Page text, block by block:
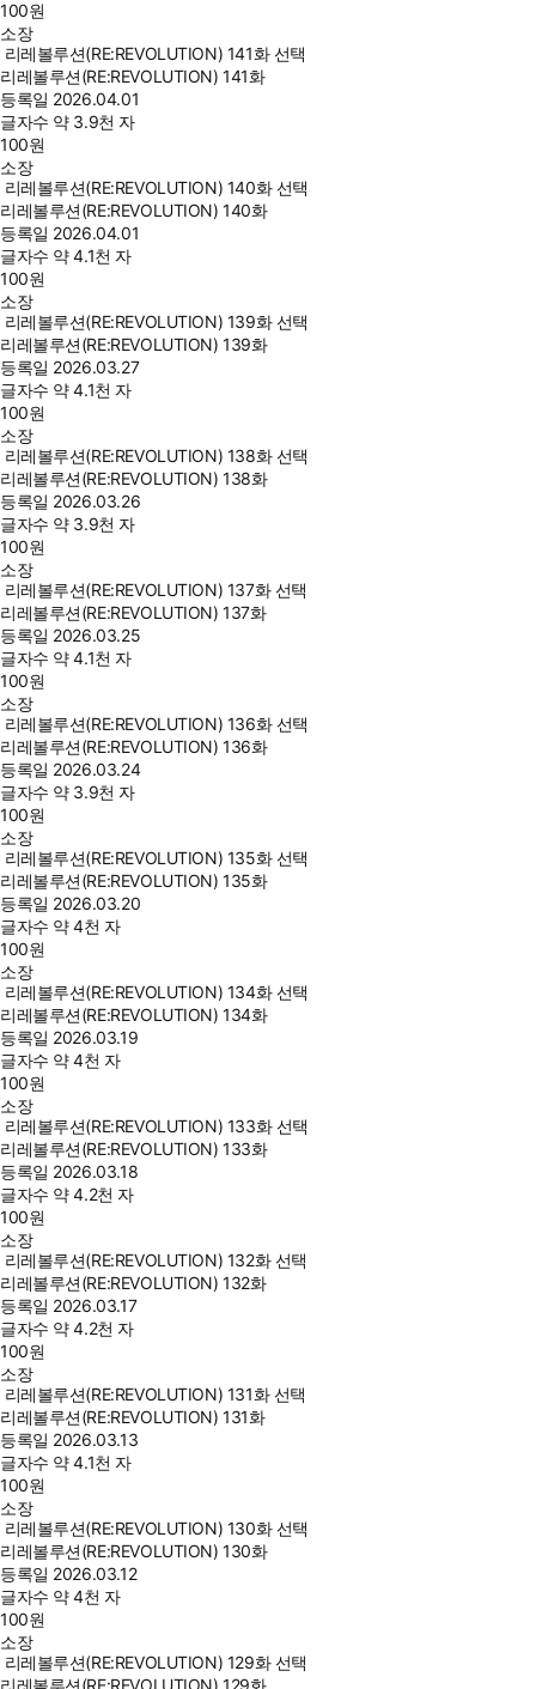
100원
소장
리레볼루션(RE:REVOLUTION) 141화 선택
리레볼루션(RE:REVOLUTION) 141화
등록일 2026.04.01
글자수 약 3.9천 자
100원
소장
리레볼루션(RE:REVOLUTION) 140화 선택
리레볼루션(RE:REVOLUTION) 140화
등록일 2026.04.01
글자수 약 4.1천 자
100원
소장
리레볼루션(RE:REVOLUTION) 139화 선택
리레볼루션(RE:REVOLUTION) 139화
등록일 2026.03.27
글자수 약 4.1천 자
100원
소장
리레볼루션(RE:REVOLUTION) 138화 선택
리레볼루션(RE:REVOLUTION) 138화
등록일 2026.03.26
글자수 약 3.9천 자
100원
소장
리레볼루션(RE:REVOLUTION) 137화 선택
리레볼루션(RE:REVOLUTION) 137화
등록일 2026.03.25
글자수 약 4.1천 자
100원
소장
리레볼루션(RE:REVOLUTION) 136화 선택
리레볼루션(RE:REVOLUTION) 136화
등록일 2026.03.24
글자수 약 3.9천 자
100원
소장
리레볼루션(RE:REVOLUTION) 135화 선택
리레볼루션(RE:REVOLUTION) 135화
등록일 2026.03.20
글자수 약 4천 자
100원
소장
리레볼루션(RE:REVOLUTION) 134화 선택
리레볼루션(RE:REVOLUTION) 134화
등록일 2026.03.19
글자수 약 4천 자
100원
소장
리레볼루션(RE:REVOLUTION) 133화 선택
리레볼루션(RE:REVOLUTION) 133화
등록일 2026.03.18
글자수 약 4.2천 자
100원
소장
리레볼루션(RE:REVOLUTION) 132화 선택
리레볼루션(RE:REVOLUTION) 132화
등록일 2026.03.17
글자수 약 4.2천 자
100원
소장
리레볼루션(RE:REVOLUTION) 131화 선택
리레볼루션(RE:REVOLUTION) 131화
등록일 2026.03.13
글자수 약 4.1천 자
100원
소장
리레볼루션(RE:REVOLUTION) 130화 선택
리레볼루션(RE:REVOLUTION) 130화
등록일 2026.03.12
글자수 약 4천 자
100원
소장
리레볼루션(RE:REVOLUTION) 129화 선택
리레볼루션(RE:REVOLUTION) 129화